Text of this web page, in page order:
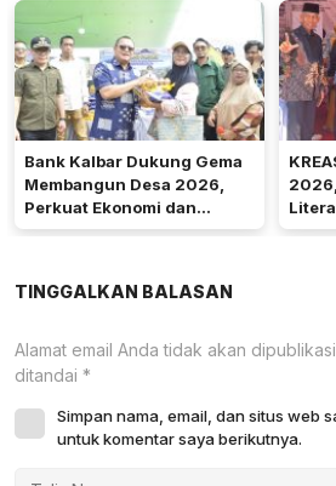
Bank Kalbar Dukung Gema
Membangun Desa 2026,
Perkuat Ekonomi dan
Kemandirian Desa di Kalbar
TINGGALKAN BALASAN
Alamat email Anda tidak akan
ditandai *
Simpan nama, email, dan situs web
untuk komentar saya berikutnya.